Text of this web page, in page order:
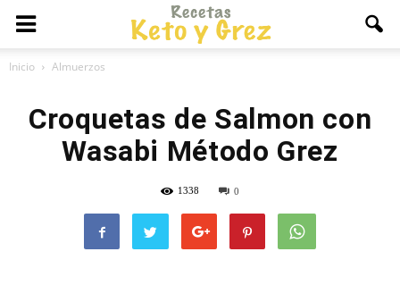
Inicio Almuerzos
Croquetas de Salmon con
Wasabi Método Grez
1338 0